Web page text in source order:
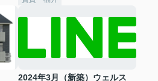
2024年3月（新築）ウェルス